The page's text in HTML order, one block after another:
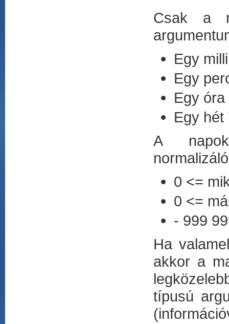
Csak a
Egy
Egy
Egy
Egy hét
A
0 <=
0 <=
- 999
Ha
akkor a
típusú